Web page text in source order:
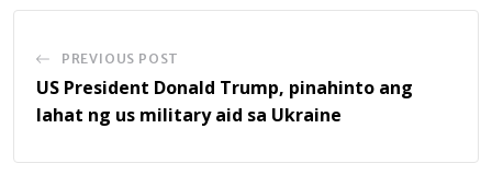
PREVIOUS POST
US President Donald Trump, pinahinto ang
lahat ng us military aid sa Ukraine